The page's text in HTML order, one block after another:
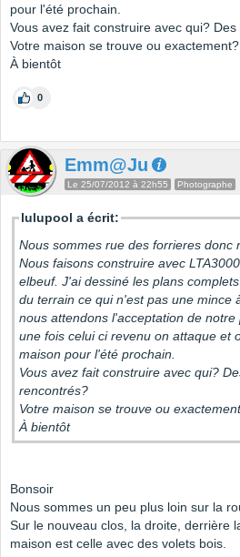
pour l'été prochain.
Vous avez fait construire avec qui?
Votre maison se trouve ou exactement?
À bientôt
0
Emm@Ju
Le 25/07/2012 à 22h55 Photographe
lulupool a écrit:
Nous sommes rue des forrieres donc
Nous faisons construire avec
elbeuf. J'ai dessiné les plans
du terrain ce qui n'est pas une mince
nous attendons l'acceptation de
une fois celui ci revenu on attaque et
maison pour l'été prochain.
Vous avez fait construire avec qui?
rencontrés?
Votre maison se trouve ou
À bientôt
Bonsoir
Nous sommes un peu plus loin sur la
Sur le nouveau clos, la droite, derrière
maison est celle avec des volets bois.